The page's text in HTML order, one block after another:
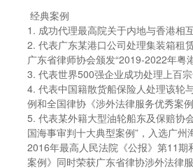
经典案例
1. 成功代理最高院关于内地与香港相
2. 代表广东某港口公司处理集装箱租
广东省律师协会颁发“2019-2022年粤
3. 代表世界500强企业成功处理上百
4. 代表中国籍散货船保险人处理该轮
例和全国律协《涉外法律服务优秀案
5. 代表某外籍大型油轮船东及保赔协
国海事审判十大典型案例”，入选广
2016年最高人民法院《公报》第11期
案例》同时荣获广东省律协涉外法律